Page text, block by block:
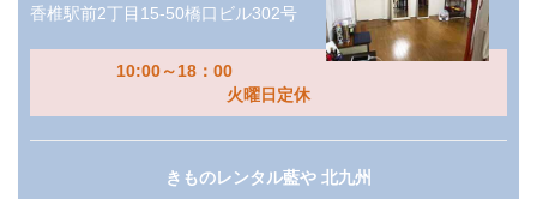
香椎駅前2丁目15-50橋口ビル302号
10:00～18：00
火曜日定休
きものレンタル藍や 北九州